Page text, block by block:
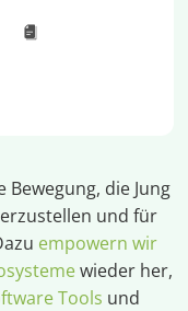
Bewegung, die Jung
und für
empowern wir
wieder her,
Tools und